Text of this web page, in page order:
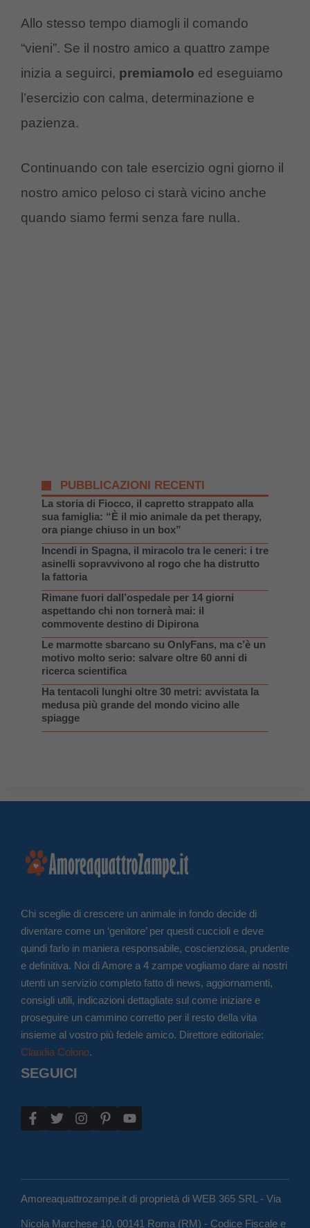
Allo stesso tempo diamogli il comando
“vieni”. Se il nostro amico a quattro zampe
inizia a seguirci, premiamolo ed eseguiamo
l’esercizio con calma, determinazione e
pazienza.
Continuando con tale esercizio ogni giorno il
nostro amico peloso ci starà vicino anche
quando siamo fermi senza fare nulla.
PUBBLICAZIONI RECENTI
La storia di Fiocco, il capretto strappato alla
sua famiglia: “È il mio animale da pet therapy,
ora piange chiuso in un box”
Incendi in Spagna, il miracolo tra le ceneri: i tre
asinelli sopravvivono al rogo che ha distrutto
la fattoria
Rimane fuori dall’ospedale per 14 giorni
aspettando chi non tornerà mai: il
commovente destino di Dipirona
Le marmotte sbarcano su OnlyFans, ma c’è un
motivo molto serio: salvare oltre 60 anni di
ricerca scientifica
Ha tentacoli lunghi oltre 30 metri: avvistata la
medusa più grande del mondo vicino alle
spiagge
Chi sceglie di crescere un animale in fondo decide di
diventare come un ‘genitore’ per questi cuccioli e deve
quindi farlo in maniera responsabile, coscienziosa, prudente
e definitiva. Noi di Amore a 4 zampe vogliamo dare ai nostri
utenti un servizio completo fatto di news, aggiornamenti,
consigli utili, indicazioni dettagliate sul come iniziare e
proseguire un cammino corretto per il resto della vita
insieme al vostro più fedele amico. Direttore editoriale:
Claudia Colono.
SEGUICI
Amoreaquattrozampe.it di proprietà di WEB 365 SRL - Via
Nicola Marchese 10, 00141 Roma (RM) - Codice Fiscale e